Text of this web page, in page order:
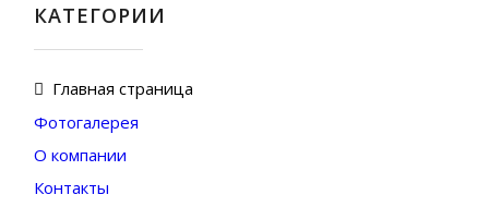
КАТЕГОРИИ
Главная страница
Фотогалерея
О компании
Контакты